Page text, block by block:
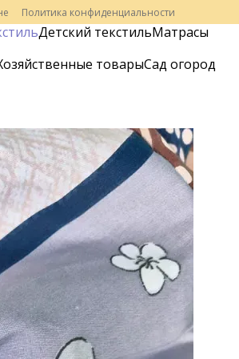
Политика конфиденциальности
Детский текстильМатрасы
товарыСад огород